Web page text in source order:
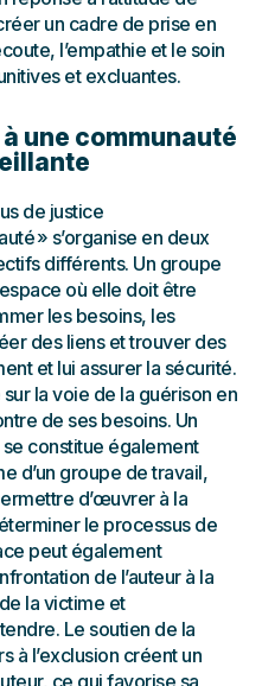
un cadre de prise en
l’empathie et le soin
et excluantes.
une communauté
de justice
» s’organise en deux
différents. Un groupe
où elle doit être
les besoins, les
des liens et trouver des
et lui assurer la sécurité.
la voie de la guérison en
de ses besoins. Un
constitue également
d’un groupe de travail,
d’œuvrer à la
le processus de
peut également
de l’auteur à la
la victime et
Le soutien de la
à l’exclusion créent un